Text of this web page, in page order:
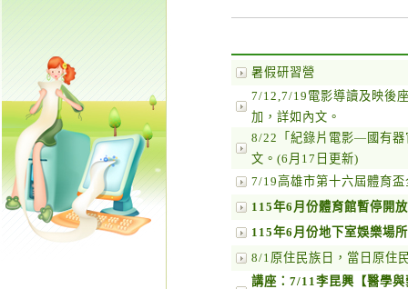
暑假研習營
7/12,7/19電影導讀及映後
加，詳如內文。
8/22「紀錄片電影—國有器
文。(6月17日更新)
7/19高雄市第十六屆體育
115年6月份體育館暫停開
115年6月份地下室娛樂場
8/1原住民族日，當日原住
講座：7/11李昆興【醫學